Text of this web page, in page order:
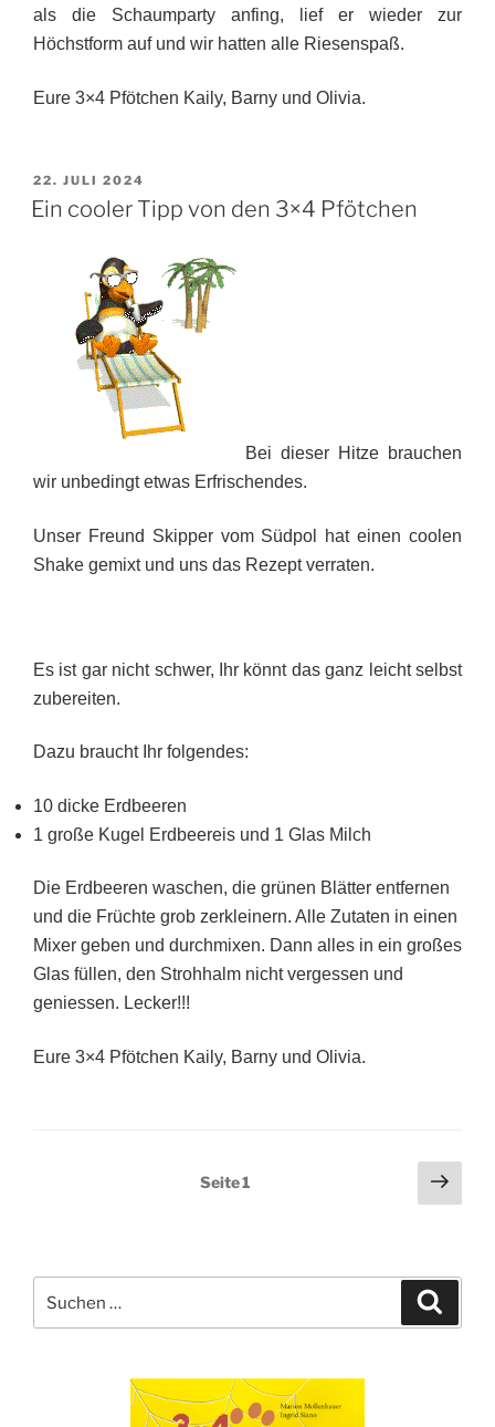
als die Schaumparty anfing, lief er wieder zur
Höchstform auf und wir hatten alle Riesenspaß.
Eure 3×4 Pfötchen Kaily, Barny und Olivia.
VERÖFFENTLICHT
AM
22. JULI 2024
Ein cooler Tipp von den 3×4 Pfötchen
Bei dieser Hitze brauchen
wir unbedingt etwas Erfrischendes.
Unser Freund Skipper vom Südpol hat einen coolen
Shake gemixt und uns das Rezept verraten.
Es ist gar nicht schwer, Ihr könnt das ganz leicht selbst
zubereiten.
Dazu braucht Ihr folgendes:
10 dicke Erdbeeren
1 große Kugel Erdbeereis und 1 Glas Milch
Die Erdbeeren waschen, die grünen Blätter entfernen
und die Früchte grob zerkleinern. Alle Zutaten in einen
Mixer geben und durchmixen. Dann alles in ein großes
Glas füllen, den Strohhalm nicht vergessen und
geniessen. Lecker!!!
Eure 3×4 Pfötchen Kaily, Barny und Olivia.
Seitennummerierung
Seite1
nach: